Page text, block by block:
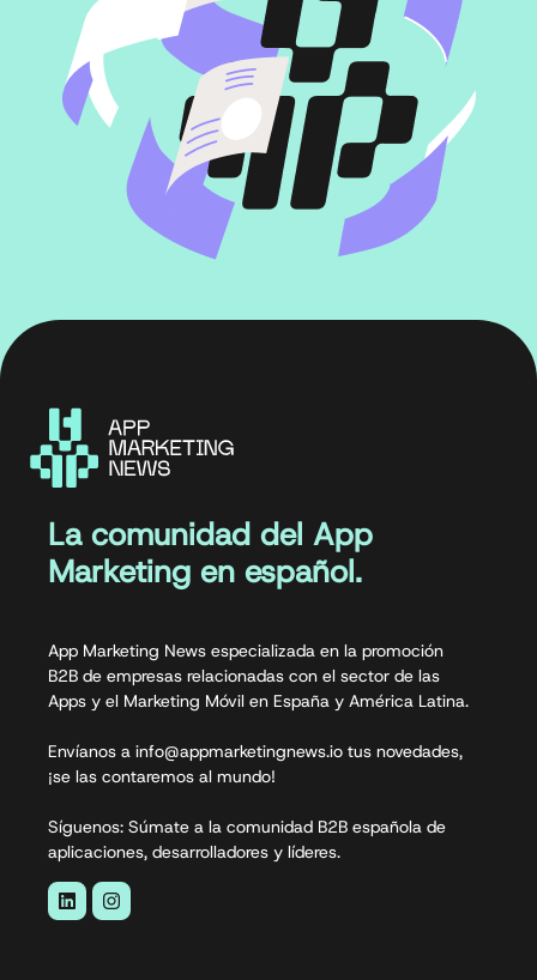
La comunidad del App
Marketing en español.
App Marketing News especializada en la promoción
B2B de empresas relacionadas con el sector de las
Apps y el Marketing Móvil en España y América Latina.
Envíanos a info@appmarketingnews.io tus novedades,
¡se las contaremos al mundo!
Síguenos: Súmate a la comunidad B2B española de
aplicaciones, desarrolladores y líderes.